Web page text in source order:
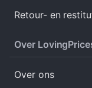
Retour- en
Over
Over ons